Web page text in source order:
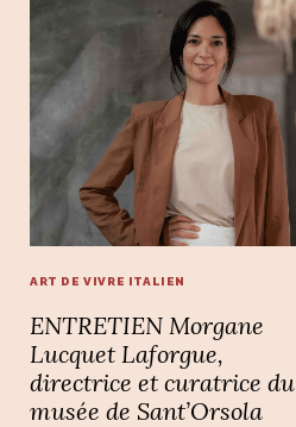
ART DE VIVRE ITALIEN
ENTRETIEN Morgane
Lucquet Laforgue,
directrice et curatrice du
musée de Sant’Orsola